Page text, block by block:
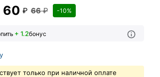
60 ₽ 66₽ -10%
+ 1.2бонус
только при наличной оплате